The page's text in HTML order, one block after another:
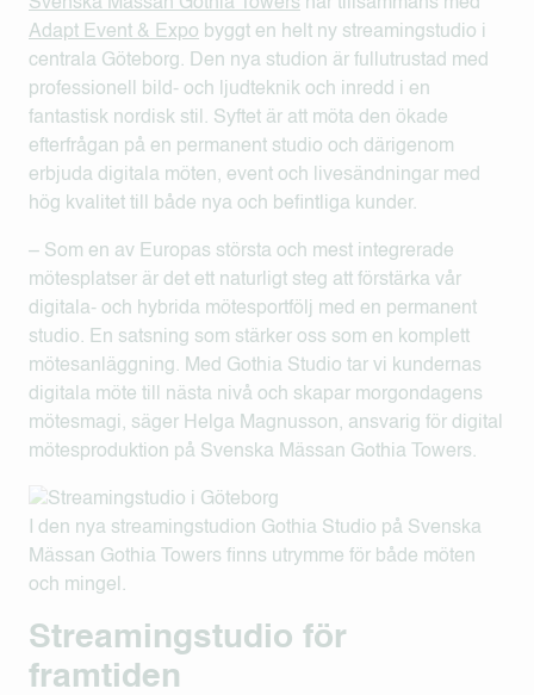
Adapt Event & Expo byggt en helt ny streamingstudio i
centrala Göteborg. Den nya studion är fullutrustad med
professionell bild- och ljudteknik och inredd i en
fantastisk nordisk stil. Syftet är att möta den ökade
efterfrågan på en permanent studio och därigenom
erbjuda digitala möten, event och livesändningar med
hög kvalitet till både nya och befintliga kunder.
– Som en av Europas största och mest integrerade
mötesplatser är det ett naturligt steg att förstärka vår
digitala- och hybrida mötesportfölj med en permanent
studio. En satsning som stärker oss som en komplett
mötesanläggning. Med Gothia Studio tar vi kundernas
digitala möte till nästa nivå och skapar morgondagens
mötesmagi, säger Helga Magnusson, ansvarig för digital
mötesproduktion på Svenska Mässan Gothia Towers.
I den nya streamingstudion Gothia Studio på Svenska
Mässan Gothia Towers finns utrymme för både möten
och mingel.
Streamingstudio för
framtiden